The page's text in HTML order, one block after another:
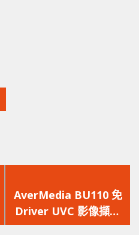
一
篇
文
AverMedia BU110 免
Driver UVC 影像擷取
器開箱直播 / 專業行動